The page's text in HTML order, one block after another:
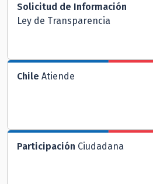
Solicitud de Información
Ley de Transparencia
Chile Atiende
Participación Ciudadana